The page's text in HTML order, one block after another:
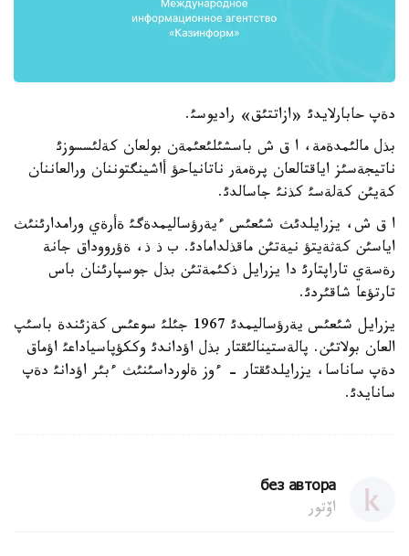
دةپ حابارلايدئ «ازاتتئق» راديوسئ.
بذل مالئمدةمة، ا ق ش باسشئلئعئمةن بولعان كةلئسسوزئ
ناتيجةسئز اياقتالعان پرةمةر ناتانياحؤ أاشينگتوننان ورالعاننان
كةيئن كةلةسئ كذنئ جاسالدئ.
ا ق ش، يزرايلدئث شئعئس ءيةرؤساليمدةگئ ةأرةي ورامدارئنئث
اياسئن كةثةيتؤ نيةتئن ماقذلدامادئ. ب ذ ذ، ةؤرووداق جانة
رةسةي تاراپتارئ دا يزرايل ذكئمةتئن بذل جوسپارئنان باس
تارتؤعا شاقئردئ.
يزرايل شئعئس يةرؤساليمدئ 1967 جئلئ سوعئس كةزئندة باسئپ
العان بولاتئن. پالةستينالئقتار بذل اؤداندئ وككؤپاسياداعئ اؤماق
دةپ ساناسا، يزرايلدئقتار - ءوز ةلورداسئنئث ءبئر اؤدانئ دةپ
سانايدئ.
без автора
اۆتور